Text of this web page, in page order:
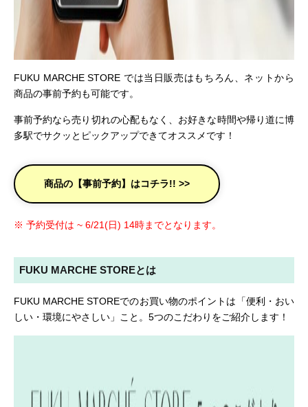
FUKU MARCHE STORE では当日販売はもちろん、ネットから
商品の事前予約も可能です。
事前予約なら売り切れの心配もなく、お好きな時間や帰り道に博
多駅でサクッとピックアップできてオススメです！
商品の【事前予約】はコチラ!! >>
※ 予約受付は ~ 6/21(日) 14時までとなります。
FUKU MARCHE STOREとは
FUKU MARCHE STOREでのお買い物のポイントは「便利・おい
しい・環境にやさしい」こと。 5つのこだわりをご紹介します！